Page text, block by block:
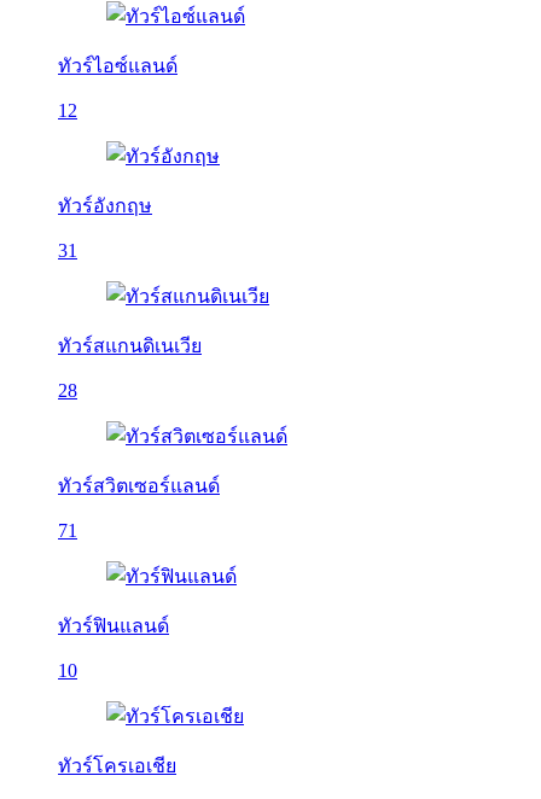
ทัวร์ไอซ์แลนด์
12
ทัวร์อังกฤษ
31
ทัวร์สแกนดิเนเวีย
28
ทัวร์สวิตเซอร์แลนด์
71
ทัวร์ฟินแลนด์
10
ทัวร์โครเอเชีย